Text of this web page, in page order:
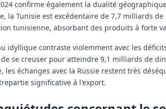
confirme également la dualité
la Tunisie est excédentaire de 7,7 milliards
tunisienne, absorbant des produits à forte
idyllique contraste violemment avec les
se creuser pour atteindre 9,1 milliards de
les échanges avec la Russie restent très
significative à l'export.